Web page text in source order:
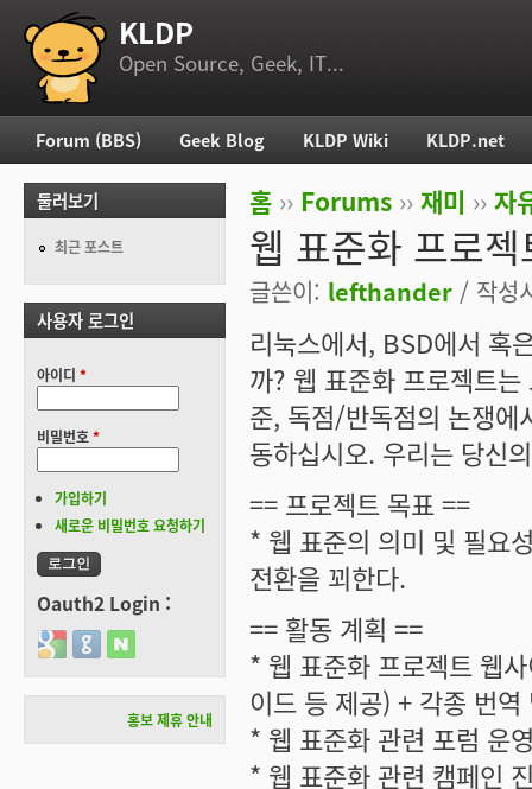
부 메뉴 KLDP
Open Source, Geek, IT...
현재 위치
홈 ›› Forums ›› 재미 ›› 자
웹 표준화 프로
글쓴이: lefthander / 작성
리눅스에서, BSD에서 혹
까? 웹 표준화 프로젝트
준, 독점/반독점의 논쟁에
동하십시오. 우리는 당신
== 프로젝트 목표 ==
* 웹 표준의 의미 및 필요
전환을 꾀한다.
== 활동 계획 ==
* 웹 표준화 프로젝트 웹
이드 등 제공) + 각종 번역
* 웹 표준화 관련 포럼 운
* 웹 표준화 관련 캠페인
주 메뉴
Forum (BBS) Geek Blog KLDP Wiki KLDP.net
둘러보기
최근 포스트
사용자 로그인
아이디 *
비밀번호*
가입하기
새로운 비밀번호 요청하기
Oauth2 Login :
Login with Google
Login with GitHub
Login with Naver
홍보 제휴 안내